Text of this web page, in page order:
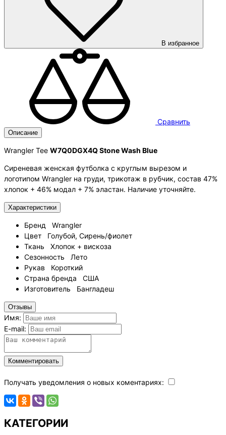
В избранное
Сравнить
Описание
Wrangler Tee W7Q0DGX4Q Stone Wash Blue
Сиреневая женская футболка с круглым вырезом и
логотипом Wrangler на груди, трикотаж в рубчик, состав 47%
хлопок + 46% модал + 7% эластан. Наличие уточняйте.
Характеристики
Бренд
Wrangler
Цвет
Голубой, Сирень/фиолет
Ткань
Хлопок + вискоза
Сезонность
Лето
Рукав
Короткий
Страна бренда
США
Изготовитель
Бангладеш
Отзывы
Имя:
E-mail:
Комментировать
Получать уведомления о новых коментариях:
КАТЕГОРИИ